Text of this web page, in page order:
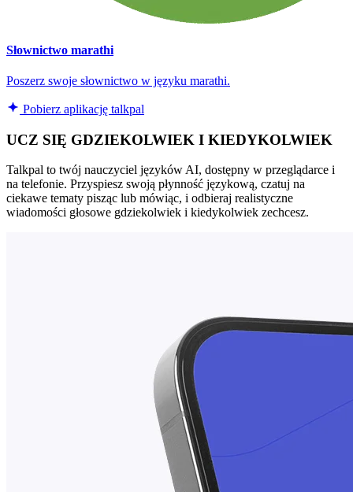
Słownictwo marathi
Poszerz swoje słownictwo w języku marathi.
Pobierz aplikację talkpal
UCZ SIĘ GDZIEKOLWIEK I KIEDYKOLWIEK
Talkpal to twój nauczyciel języków AI, dostępny w przeglądarce i
na telefonie. Przyspiesz swoją płynność językową, czatuj na
ciekawe tematy pisząc lub mówiąc, i odbieraj realistyczne
wiadomości głosowe gdziekolwiek i kiedykolwiek zechcesz.